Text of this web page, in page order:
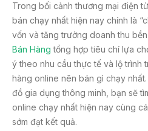
c
e
b
o
o
k
itt
er
ail
Trong bối cảnh thương mại điện
bán chạy nhất hiện nay chính là
vốn và tăng trưởng doanh thu
Bán Hàng tổng hợp tiêu chí lựa
ý theo nhu cầu thực tế và lộ trình
hàng online nên bán gì chạy
đồ gia dụng thông minh, bạn sẽ
online chạy nhất hiện nay cùng
sớm đạt kết quả.